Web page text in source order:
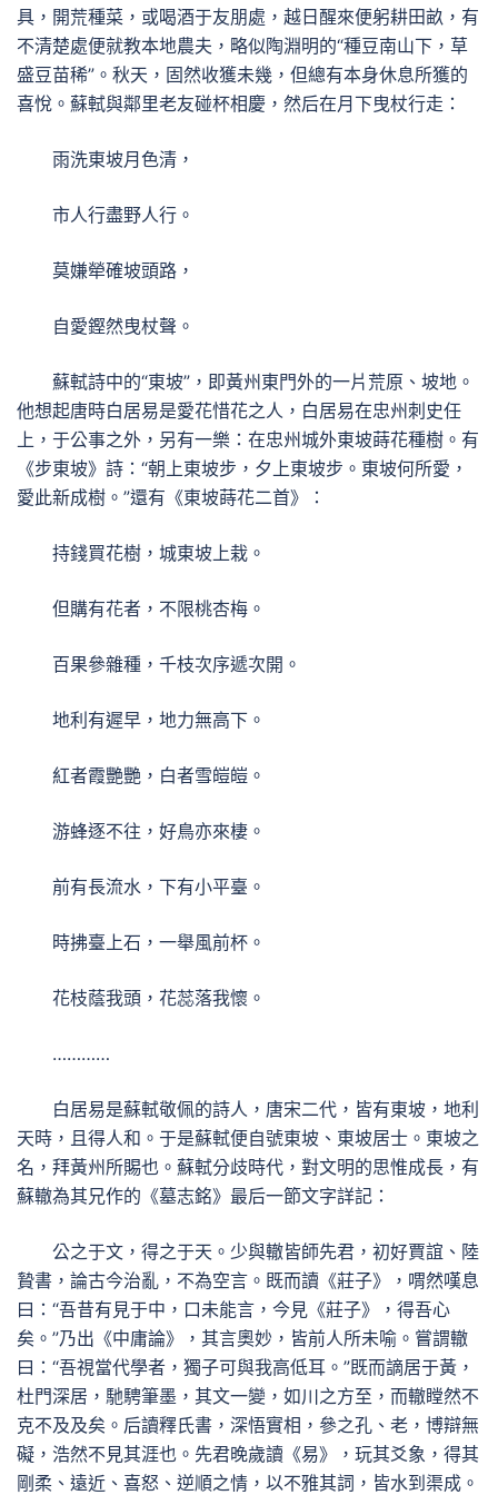
具，開荒種菜，或喝酒于友朋處，越日醒來便躬耕田畝，有
不清楚處便就教本地農夫，略似陶淵明的“種豆南山下，草
盛豆苗稀”。秋天，固然收獲未幾，但總有本身休息所獲的
喜悅。蘇軾與鄰里老友碰杯相慶，然后在月下曳杖行走：
雨洗東坡月色清，
市人行盡野人行。
莫嫌犖確坡頭路，
自愛鏗然曳杖聲。
蘇軾詩中的“東坡”，即黃州東門外的一片荒原、坡地。
他想起唐時白居易是愛花惜花之人，白居易在忠州刺史任
上，于公事之外，另有一樂：在忠州城外東坡蒔花種樹。有
《步東坡》詩：“朝上東坡步，夕上東坡步。東坡何所愛，
愛此新成樹。”還有《東坡蒔花二首》：
持錢買花樹，城東坡上栽。
但購有花者，不限桃杏梅。
百果參雜種，千枝次序遞次開。
地利有遲早，地力無高下。
紅者霞艷艷，白者雪皚皚。
游蜂逐不往，好鳥亦來棲。
前有長流水，下有小平臺。
時拂臺上石，一舉風前杯。
花枝蔭我頭，花蕊落我懷。
…………
白居易是蘇軾敬佩的詩人，唐宋二代，皆有東坡，地利
天時，且得人和。于是蘇軾便自號東坡、東坡居士。東坡之
名，拜黃州所賜也。蘇軾分歧時代，對文明的思惟成長，有
蘇轍為其兄作的《墓志銘》最后一節文字詳記：
公之于文，得之于天。少與轍皆師先君，初好賈誼、陸
贄書，論古今治亂，不為空言。既而讀《莊子》，喟然嘆息
曰：“吾昔有見于中，口未能言，今見《莊子》，得吾心
矣。”乃出《中庸論》，其言奧妙，皆前人所未喻。嘗謂轍
曰：“吾視當代學者，獨子可與我高低耳。”既而謫居于黃，
杜門深居，馳騁筆墨，其文一變，如川之方至，而轍瞠然不
克不及及矣。后讀釋氏書，深悟實相，參之孔、老，博辯無
礙，浩然不見其涯也。先君晚歲讀《易》，玩其爻象，得其
剛柔、遠近、喜怒、逆順之情，以不雅其詞，皆水到渠成。